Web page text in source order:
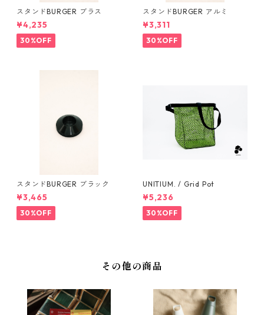
スタンドBURGER ブラス
¥4,235
30%OFF
スタンドBURGER アルミ
¥3,311
30%OFF
スタンドBURGER ブラック
¥3,465
30%OFF
UNITIUM. / Grid Pot
¥5,236
30%OFF
その他の商品